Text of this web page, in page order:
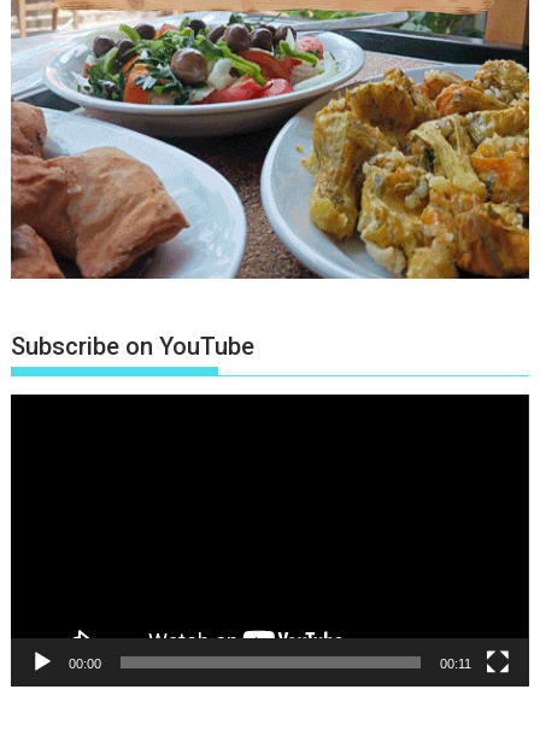
Subscribe on YouTube
00:00 00:11